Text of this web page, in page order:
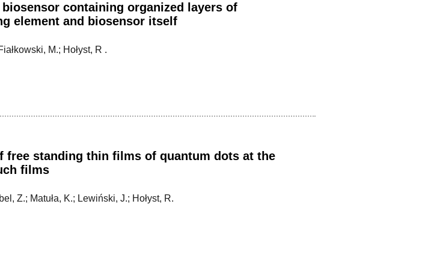
containing organized layers of
element and biosensor itself
M.; Hołyst, R .
free standing thin films of quantum dots at the
films
Z.; Matuła, K.; Lewiński, J.; Hołyst, R.